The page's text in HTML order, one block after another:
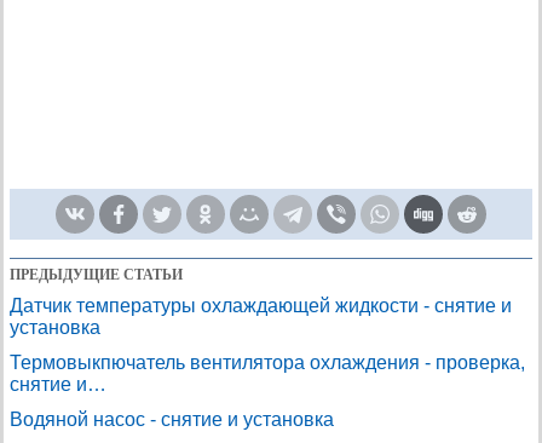
ПРЕДЫДУЩИЕ СТАТЬИ
Датчик температуры охлаждающей жидкости - снятие и
установка
Термовыкпючатель вентилятора охлаждения - проверка,
снятие и…
Водяной насос - снятие и установка